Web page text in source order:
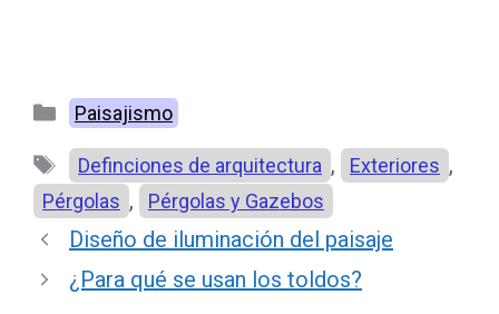
Categorías
Paisajismo
Etiquetas
Definciones de arquitectura , Exteriores ,
Pérgolas , Pérgolas y Gazebos
Diseño de iluminación del paisaje
¿Para qué se usan los toldos?